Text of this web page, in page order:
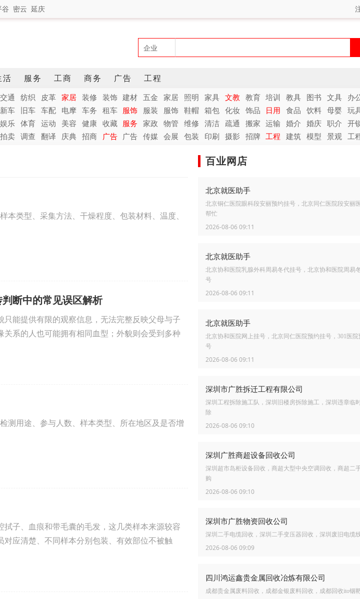
谷 密云 延庆
活 服务 工商 商务 广告 工程
交通 纺织 皮革 家居 装修 装饰 建材 五金 家居 照明 家具 文教 教育 培训 教具 图书 文具 办
新车 旧车 车配 电摩 车务 租车 服饰 服装 服饰 鞋帽 箱包 化妆 饰品 日用 食品 饮料 母婴 玩
娱乐 体育 运动 美容 健康 收藏 服务 家政 物管 维修 清洁 疏通 搬家 运输 婚介 婚庆 职介 开
拍卖 调查 翻译 庆典 招商 广告 广告 传媒 会展 包装 印刷 摄影 招牌 工程 建筑 模型 景观 工
类型、采集方法、干燥程度、包装材料、温度、
断中的常见误区解析
能提供有限的观察信息，无法完整反映父母与子
系的人也可能拥有相同血型；外貌则会受到多种
测用途、参与人数、样本类型、所在地区及是否增
子、血痕和带毛囊的毛发，这几类样本来源较容
应清楚、不同样本分别包装、有效部位不被触
百业网店
北京就医助手
北京铜仁医院眼科段安丽预约挂号，北京同仁医院段安丽
帮忙
2026-08-06 09:11
北京就医助手
北京协和医院乳腺外科周易冬代挂号，北京协和医院周易
号
2026-08-06 09:11
北京就医助手
北京协和医院网上挂号，北京同仁医院预约挂号，301医
号
2026-08-06 09:11
深圳市广胜拆迁工程有限公司
深圳工程拆除施工队，深圳旧楼房拆除施工，深圳违章临
除
2026-08-06 09:10
深圳广胜商超设备回收公司
深圳超市岛柜设备回收，商超大型中央空调回收，商超二
购
2026-08-06 09:10
深圳市广胜物资回收公司
深圳二手电缆回收，深圳二手变压器回收，深圳废旧电缆
2026-08-06 09:09
四川鸿运鑫贵金属回收冶炼有限公司
成都贵金属废料回收，成都金银废料回收，成都回收ito铟